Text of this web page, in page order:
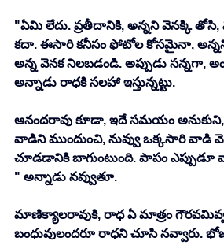
"ఏమి లేదు. ప్రతీదానికి, అన్నని వెనక్కి తోసి,
కదా. ఈసారి కనీసం ఫోటోల కోసమైనా, అన్నని
అన్న వెనక నిలబడండి. అప్పుడు సన్నగా,
అన్నాడు రాధకి సలహా ఇస్తున్నట్టు.
ఆనందరావు కూడా, ఇదే సమయం
వాడిని ముందుంచి, నువ్వు ఒక్కసారి వాడి
చూడడానికి బాగుంటుంది. పాపం
" అన్నాడు నవ్వుతూ.
మాణిక్యాలరావుకి, రాధ ఏ మాత్రం
బంధువులందరూ రాధని చూసి నవ్వారు.